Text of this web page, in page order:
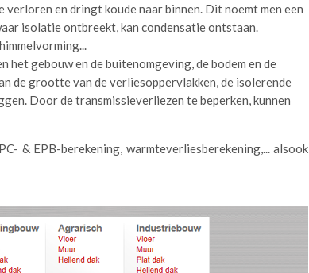
en dringt koude naar binnen. Dit noemt men een
isolatie ontbreekt, kan condensatie ontstaan.
gebouw en de buitenomgeving, de bodem en de
de grootte van de verliesoppervlakken, de isolerende
Door de transmissieverliezen te beperken, kunnen
& EPB-berekening, warmteverliesberekening,... alsook